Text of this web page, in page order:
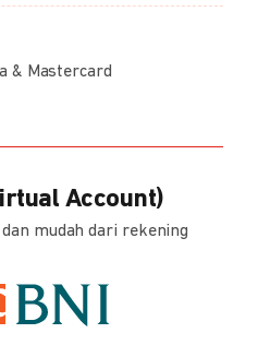
& Mastercard
Account)
mudah dari rekening